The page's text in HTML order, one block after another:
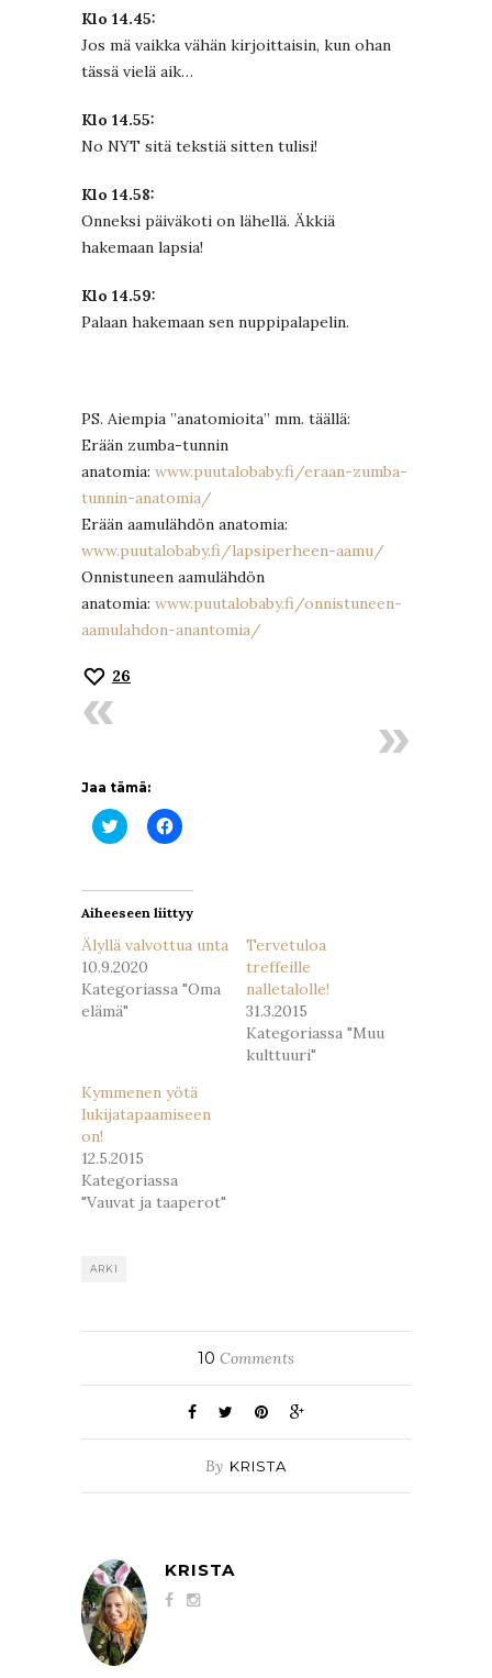
Klo 14.45:
Jos mä vaikka vähän kirjoittaisin, kun ohan
tässä vielä aik…
Klo 14.55:
No NYT sitä tekstiä sitten tulisi!
Klo 14.58:
Onneksi päiväkoti on lähellä. Äkkiä
hakemaan lapsia!
Klo 14.59:
Palaan hakemaan sen nuppipalapelin.
PS. Aiempia ”anatomioita” mm. täällä:
Erään zumba-tunnin
anatomia: www.puutalobaby.fi/eraan-zumba-
tunnin-anatomia/
Erään aamulähdön anatomia:
www.puutalobaby.fi/lapsiperheen-aamu/
Onnistuneen aamulähdön
anatomia: www.puutalobaby.fi/onnistuneen-
aamulahdon-anantomia/
26
Jaa tämä:
Jaa
Twitterissä(Avautuu
Jaa
Facebookissa(Avautuu
Aiheeseen liittyy
Älyllä valvottua unta
10.9.2020
Kategoriassa "Oma
elämä"
Tervetuloa
treffeille
nalletalolle!
31.3.2015
Kategoriassa "Muu
kulttuuri"
Kymmenen yötä
lukijatapaamiseen
on!
12.5.2015
Kategoriassa
"Vauvat ja taaperot"
ARKI
10 Comments
By KRISTA
KRISTA